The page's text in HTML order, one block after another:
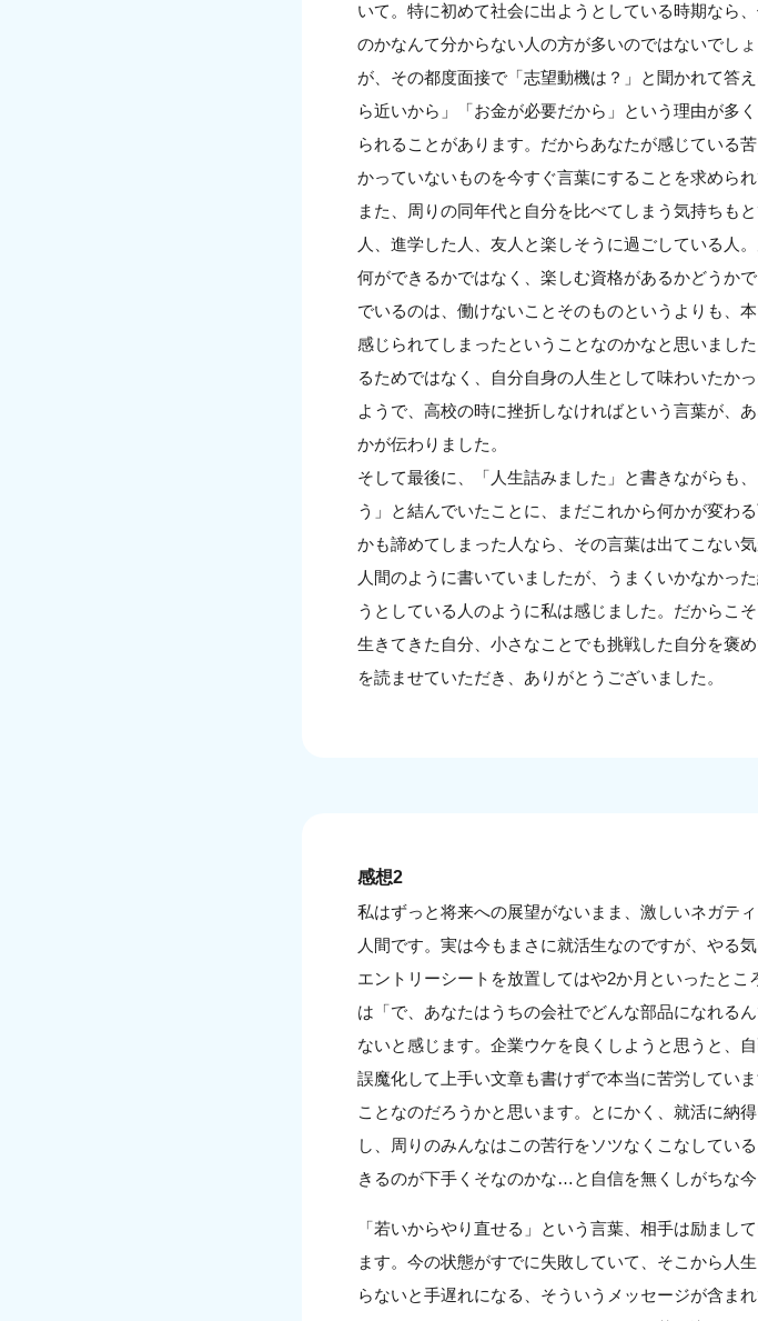
いて。特に初めて社会に出ようとしている時期なら
のかなんて分からない人の方が多いのではないでし
が、その都度面接で「志望動機は？」と聞かれて答
ら近いから」「お金が必要だから」という理由が多
られることがあります。だからあなたが感じている
かっていないものを今すぐ言葉にすることを求めら
また、周りの同年代と自分を比べてしまう気持ちも
人、進学した人、友人と楽しそうに過ごしている人
何ができるかではなく、楽しむ資格があるかどうか
でいるのは、働けないことそのものというよりも、
感じられてしまったということなのかなと思いまし
るためではなく、自分自身の人生として味わいたか
ようで、高校の時に挫折しなければという言葉が、
かが伝わりました。
そして最後に、「人生詰みました」と書きながらも
う」と結んでいたことに、まだこれから何かが変わ
かも諦めてしまった人なら、その言葉は出てこない
人間のように書いていましたが、うまくいかなかっ
うとしている人のように私は感じました。だからこ
生きてきた自分、小さなことでも挑戦した自分を褒
を読ませていただき、ありがとうございました。
感想2
私はずっと将来への展望がないまま、激しいネガテ
人間です。実は今もまさに就活生なのですが、やる
エントリーシートを放置してはや2か月といったと
は「で、あなたはうちの会社でどんな部品になれる
ないと感じます。企業ウケを良くしようと思うと、
誤魔化して上手い文章も書けずで本当に苦労してい
ことなのだろうかと思います。とにかく、就活に納
し、周りのみんなはこの苦行をソツなくこなしてい
きるのが下手くそなのかな…と自信を無くしがちな今
「若いからやり直せる」という言葉、相手は励まし
ます。今の状態がすでに失敗していて、そこから人
らないと手遅れになる、そういうメッセージが含ま